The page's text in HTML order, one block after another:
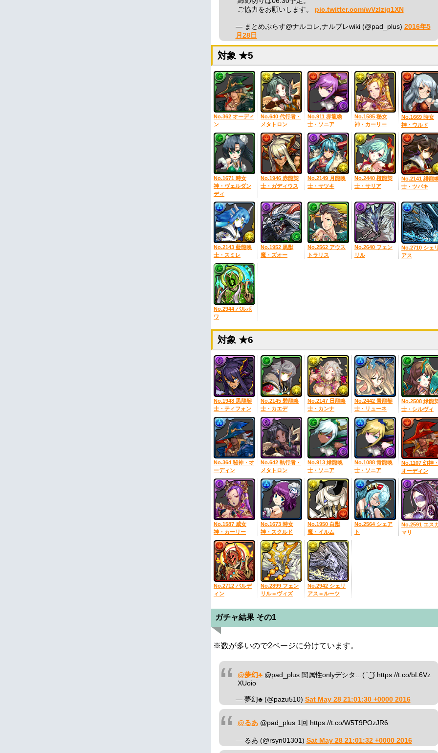
ご協力をお願いします。 pic.twitter.com/wVzIzig1XN
— まとめぷらす@ナルコレ,ナルブレwiki (@pad_plus) 2016年5
月28日
対象 ★5
No.362 オーディ
ン
No.640 代行者・
メタトロン
No.911 赤龍喚
士・ソニア
No.1585 秘女
神・カーリー
No.1669 時女
神・ウルド
No.1671 時女
神・ヴェルダン
ディ
No.1946 赤龍契
士・ガディウス
No.2149 月龍喚
士・サツキ
No.2440 橙龍契
士・サリア
No.2141 緋龍
士・ツバキ
No.2143 藍龍喚
士・スミレ
No.1952 黒獣
魔・ズオー
No.2562 アウス
トラリス
No.2640 フェン
リル
No.2710 シェ
アス
No.2944 バルボ
ワ
対象 ★6
No.1948 黒龍契
士・ティフォン
No.2145 碧龍喚
士・カエデ
No.2147 日龍喚
士・カンナ
No.2442 青龍契
士・リューネ
No.2508 緑龍
士・シルヴィ
No.364 秘神・オ
ーディン
No.642 執行者・
メタトロン
No.913 緑龍喚
士・ソニア
No.1088 青龍喚
士・ソニア
No.1107 幻神
オーディン
No.1587 威女
神・カーリー
No.1673 時女
神・スクルド
No.1950 白獣
魔・イルム
No.2564 シェア
ト
No.2591 エス
マリ
No.2712 バルデ
ィン
No.2899 フェン
リル＝ヴィズ
No.2942 シェリ
アス＝ルーツ
ガチャ結果 その1
※数が多いので2ページに分けています。
@夢幻♣@pad_plus 闇属性onlyデシタ…( ͡ ͜ ͡ ) https://t.co/bL6Vz
XUoio
— 夢幻♣ (@pazu510) Sat May 28 21:01:30 +0000 2016
@るあ@pad_plus 1回 https://t.co/W5T9POzJR6
— るあ (@rsyn01301) Sat May 28 21:01:32 +0000 2016